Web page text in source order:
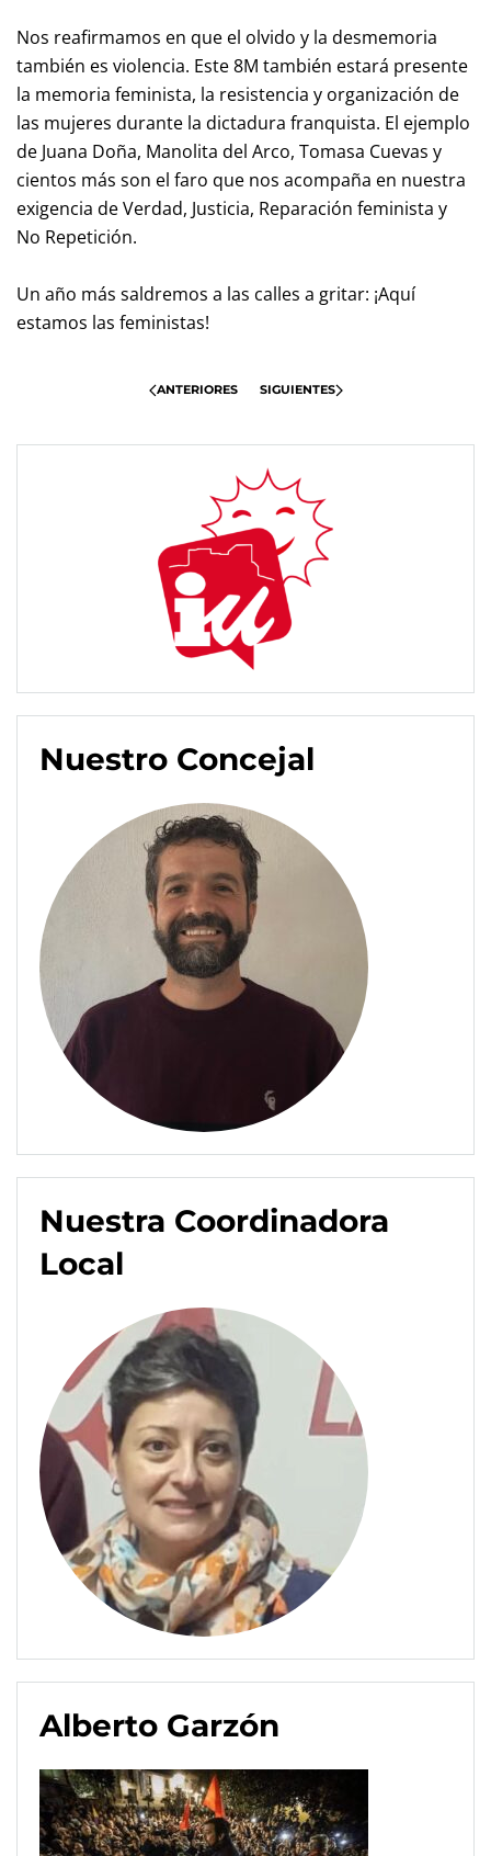
Nos reafirmamos en que el olvido y la desmemoria
también es violencia. Este 8M también estará presente
la memoria feminista, la resistencia y organización de
las mujeres durante la dictadura franquista. El ejemplo
de Juana Doña, Manolita del Arco, Tomasa Cuevas y
cientos más son el faro que nos acompaña en nuestra
exigencia de Verdad, Justicia, Reparación feminista y
No Repetición.
Un año más saldremos a las calles a gritar: ¡Aquí
estamos las feministas!
ANTERIORES SIGUIENTES
Nuestro Concejal
Nuestra Coordinadora
Local
Alberto Garzón